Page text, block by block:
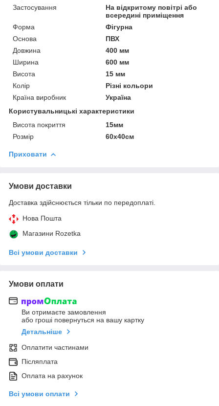
Застосування
На відкритому повітрі або
всередині приміщення
Форма
Фігурна
Основа
ПВХ
Довжина
400 мм
Ширина
600 мм
Висота
15 мм
Колір
Різні кольори
Країна виробник
Україна
Користувальницькі характеристики
Висота покриття
15мм
Розмір
60х40см
Приховати
Умови доставки
Доставка здійснюється тільки по передоплаті.
Нова Пошта
Магазини Rozetka
Всі умови доставки
Умови оплати
Ви отримаєте замовлення
або гроші повернуться на вашу картку
Детальніше
Оплатити частинами
Післяплата
Оплата на рахунок
Всі умови оплати